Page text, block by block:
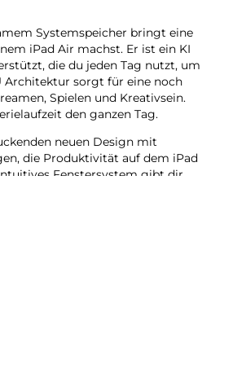
Systemspeicher bringt eine
iPad Air machst. Er ist ein KI
die du jeden Tag nutzt, um
Archi­tektur sorgt für eine noch
Spielen und Kreativ­sein.
den ganzen Tag.
neuen Design mit
die Produktivität auf dem iPad
Fenstersystem gibt dir
Pro Apps nutzen,